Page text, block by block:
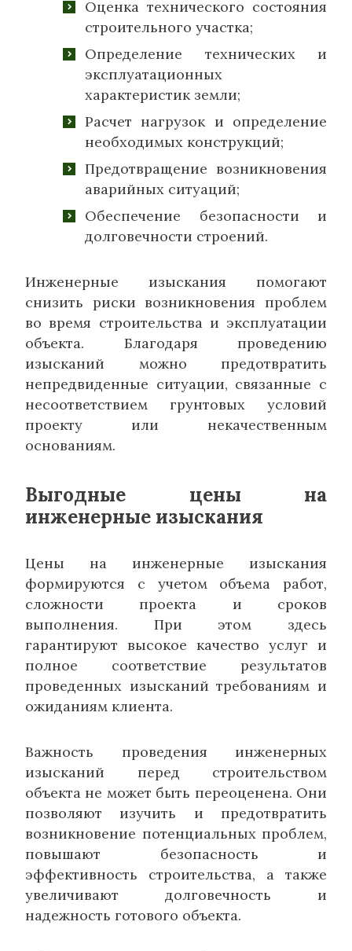
Оценка технического состояния
строительного участка;
Определение технических и
эксплуатационных
характеристик земли;
Расчет нагрузок и определение
необходимых конструкций;
Предотвращение возникновения
аварийных ситуаций;
Обеспечение безопасности и
долговечности строений.
Инженерные изыскания помогают
снизить риски возникновения проблем
во время строительства и эксплуатации
объекта. Благодаря проведению
изысканий можно предотвратить
непредвиденные ситуации, связанные с
несоответствием грунтовых условий
проекту или некачественным
основаниям.
Выгодные цены на
инженерные изыскания
Цены на инженерные изыскания
формируются с учетом объема работ,
сложности проекта и сроков
выполнения. При этом здесь
гарантируют высокое качество услуг и
полное соответствие результатов
проведенных изысканий требованиям и
ожиданиям клиента.
Важность проведения инженерных
изысканий перед строительством
объекта не может быть переоценена. Они
позволяют изучить и предотвратить
возникновение потенциальных проблем,
повышают безопасность и
эффективность строительства, а также
увеличивают долговечность и
надежность готового объекта.